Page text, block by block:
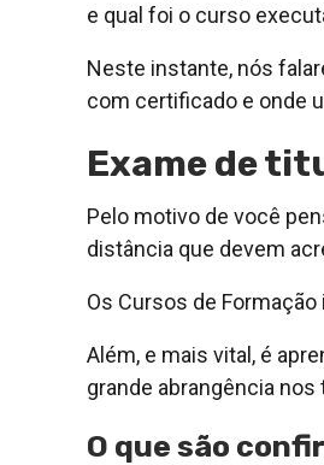
e qual foi o curso
Neste instante, nós
com certificado e onde
Exame de
Pelo motivo de você
distância que devem
Os Cursos de
Além, e mais vital, é
grande abrangência
O que são